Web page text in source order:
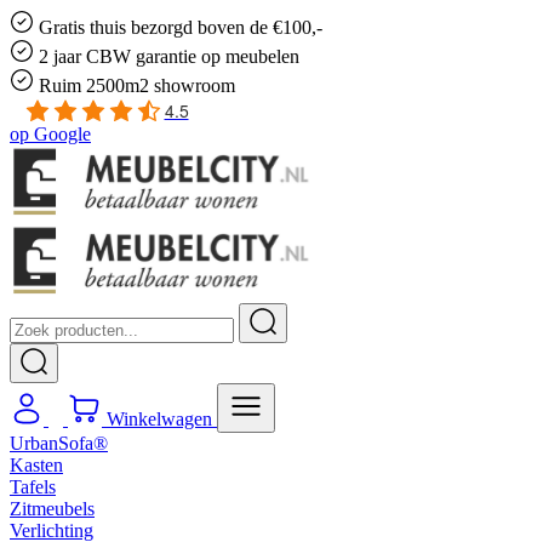
Gratis thuis bezorgd boven de €100,-
2 jaar CBW garantie op meubelen
Ruim 2500m2 showroom
4.5
op Google
Winkelwagen
UrbanSofa®
Kasten
Tafels
Zitmeubels
Verlichting